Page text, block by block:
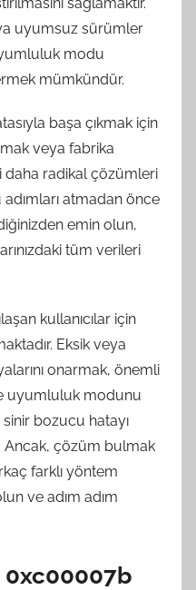
uyumsuz sürümler
modu
mümkündür.
başa çıkmak için
veya fabrika
daha radikal çözümleri
atmadan önce
emin olun,
tüm verileri
kullanıcılar için
Eksik veya
onarmak, önemli
uyumluluk modunu
bozucu hatayı
Ancak, çözüm bulmak
farklı yöntem
ve adım adım
0xc00007b